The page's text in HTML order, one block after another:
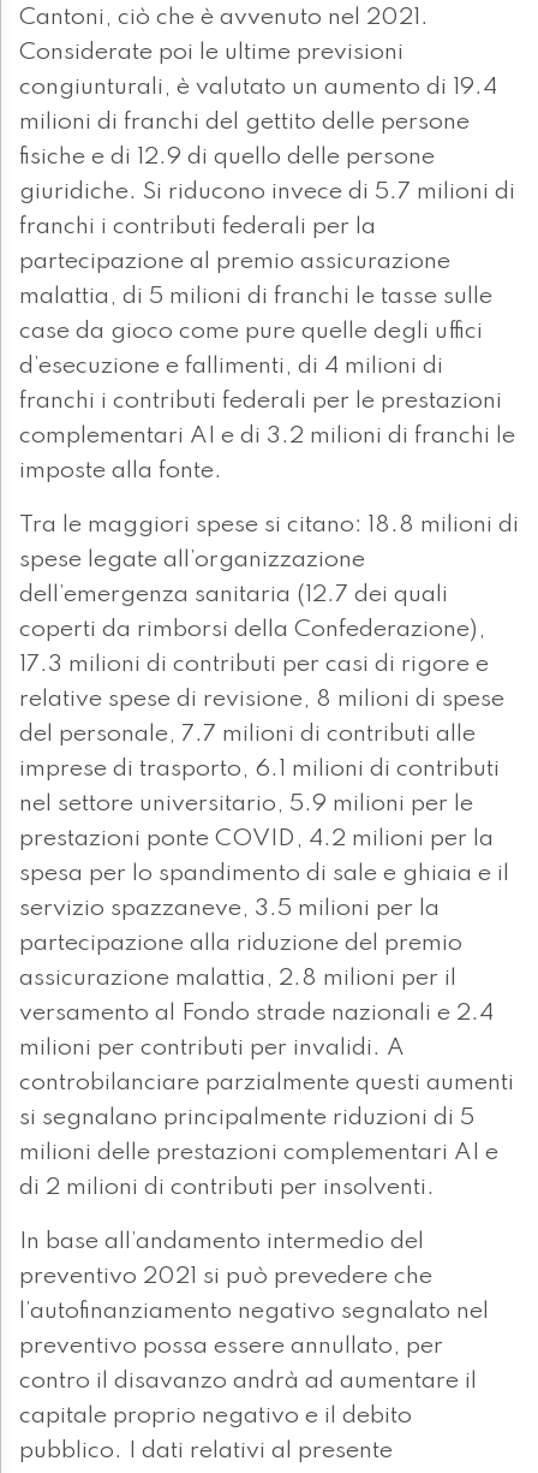
Cantoni, ciò che è avvenuto nel 2021.
Considerate poi le ultime previsioni
congiunturali, è valutato un aumento di 19.4
milioni di franchi del gettito delle persone
fisiche e di 12.9 di quello delle persone
giuridiche. Si riducono invece di 5.7 milioni di
franchi i contributi federali per la
partecipazione al premio assicurazione
malattia, di 5 milioni di franchi le tasse sulle
case da gioco come pure quelle degli uffici
d’esecuzione e fallimenti, di 4 milioni di
franchi i contributi federali per le prestazioni
complementari AI e di 3.2 milioni di franchi le
imposte alla fonte.
Tra le maggiori spese si citano: 18.8 milioni di
spese legate all’organizzazione
dell’emergenza sanitaria (12.7 dei quali
coperti da rimborsi della Confederazione),
17.3 milioni di contributi per casi di rigore e
relative spese di revisione, 8 milioni di spese
del personale, 7.7 milioni di contributi alle
imprese di trasporto, 6.1 milioni di contributi
nel settore universitario, 5.9 milioni per le
prestazioni ponte COVID, 4.2 milioni per la
spesa per lo spandimento di sale e ghiaia e il
servizio spazzaneve, 3.5 milioni per la
partecipazione alla riduzione del premio
assicurazione malattia, 2.8 milioni per il
versamento al Fondo strade nazionali e 2.4
milioni per contributi per invalidi. A
controbilanciare parzialmente questi aumenti
si segnalano principalmente riduzioni di 5
milioni delle prestazioni complementari AI e
di 2 milioni di contributi per insolventi.
In base all’andamento intermedio del
preventivo 2021 si può prevedere che
l’autofinanziamento negativo segnalato nel
preventivo possa essere annullato, per
contro il disavanzo andrà ad aumentare il
capitale proprio negativo e il debito
pubblico. I dati relativi al presente